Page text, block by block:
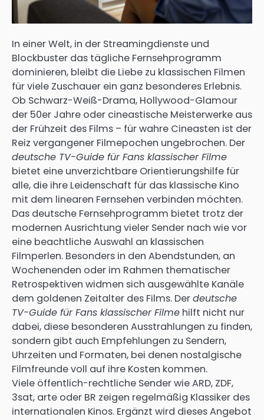
In einer Welt, in der Streamingdienste und
Blockbuster das tägliche Fernsehprogramm
dominieren, bleibt die Liebe zu klassischen Filmen
für viele Zuschauer ein ganz besonderes Erlebnis.
Ob Schwarz-Weiß-Drama, Hollywood-Glamour
der 50er Jahre oder cineastische Meisterwerke aus
der Frühzeit des Films – für wahre Cineasten ist der
Reiz vergangener Filmepochen ungebrochen. Der
deutsche TV-Guide für Fans klassischer Filme
bietet eine unverzichtbare Orientierungshilfe für
alle, die ihre Leidenschaft für das klassische Kino
mit dem linearen Fernsehen verbinden möchten.
Das deutsche Fernsehprogramm bietet trotz der
modernen Ausrichtung vieler Sender nach wie vor
eine beachtliche Auswahl an klassischen
Filmperlen. Besonders in den Abendstunden, an
Wochenenden oder im Rahmen thematischer
Retrospektiven widmen sich ausgewählte Kanäle
dem goldenen Zeitalter des Films. Derdeutsche
TV-Guide für Fans klassischer Filme hilft nicht nur
dabei, diese besonderen Ausstrahlungen zu finden,
sondern gibt auch Empfehlungen zu Sendern,
Uhrzeiten und Formaten, bei denen nostalgische
Filmfreunde voll auf ihre Kosten kommen.
Viele öffentlich-rechtliche Sender wie ARD, ZDF,
3sat, arte oder BR zeigen regelmäßig Klassiker des
internationalen Kinos. Ergänzt wird dieses Angebot